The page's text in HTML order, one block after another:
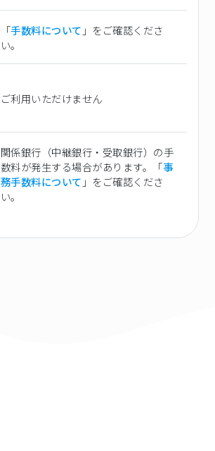
「手数料について 」をご確認くださ
い。
ご利用いただけません
関係銀行（中継銀行・受取銀行）の手
数料が発生する場合があります。「事
務手数料について 」をご確認くださ
い。